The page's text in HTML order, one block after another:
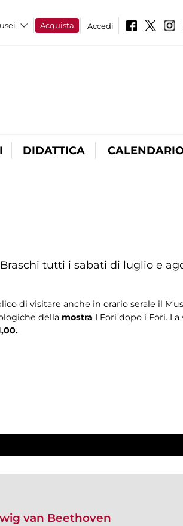
Acquista Accedi
DIDATTICA
tutti i sabati di luglio e
di visitare anche in orario serale il
della mostra I Fori dopo i Fori. La
van Beethoven